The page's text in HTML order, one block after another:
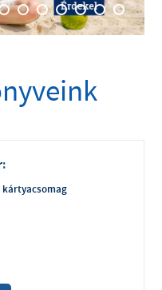
:
kártyacsomag